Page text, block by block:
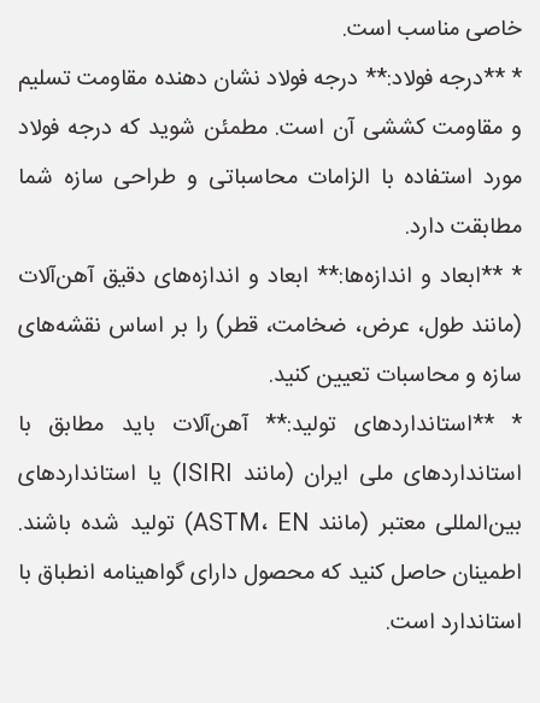
خاصی مناسب است.
* **درجه فولاد:** درجه فولاد نشان دهنده مقاومت تسلیم
و مقاومت کششی آن است. مطمئن شوید که درجه فولاد
مورد استفاده با الزامات محاسباتی و طراحی سازه شما
مطابقت دارد.
* **ابعاد و اندازه‌ها:** ابعاد و اندازه‌های دقیق آهن‌آلات
(مانند طول، عرض، ضخامت، قطر) را بر اساس نقشه‌های
سازه و محاسبات تعیین کنید.
* **استانداردهای تولید:** آهن‌آلات باید مطابق با
استانداردهای ملی ایران (مانند ISIRI) یا استانداردهای
بین‌المللی معتبر (مانند ASTM، EN) تولید شده باشند.
اطمینان حاصل کنید که محصول دارای گواهینامه انطباق با
استاندارد است.